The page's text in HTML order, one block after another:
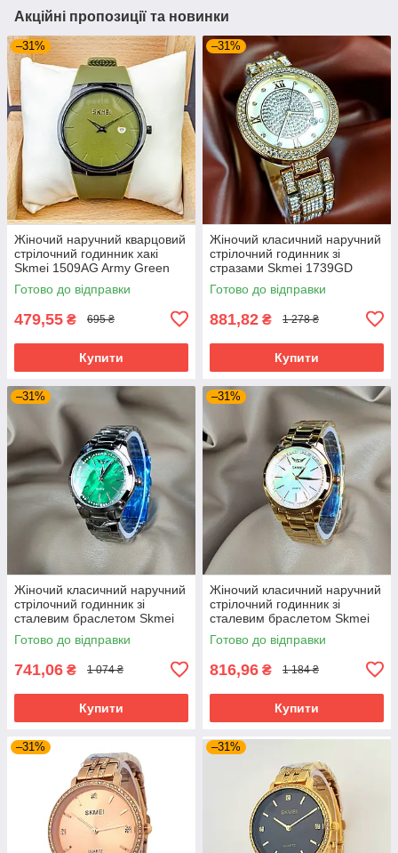
Акційні пропозиції та новинки
–31%
Жіночий наручний кварцовий
стрілочний годинник хакі
Skmei 1509AG Army Green
Готово до відправки
479,55 ₴ 695 ₴
Купити
–31%
Жіночий класичний наручний
стрілочний годинник зі
стразами Skmei 1739GD
Готово до відправки
881,82 ₴ 1 278 ₴
Купити
–31%
Жіночий класичний наручний
стрілочний годинник зі
сталевим браслетом Skmei
1964 SIGN
Готово до відправки
741,06 ₴ 1 074 ₴
Купити
–31%
Жіночий класичний наручний
стрілочний годинник зі
сталевим браслетом Skmei
1964 GDWT
Готово до відправки
816,96 ₴ 1 184 ₴
Купити
–31% –31%